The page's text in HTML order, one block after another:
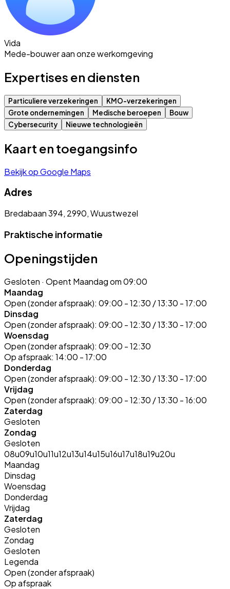
Vida
Mede-bouwer aan onze werkomgeving
Expertises en diensten
Particuliere verzekeringen
KMO-verzekeringen
Grote ondernemingen
Medische beroepen
Bouw
Cybersecurity
Nieuwe technologieën
Kaart en toegangsinfo
Bekijk op Google Maps
Adres
Bredabaan 394, 2990, Wuustwezel
Praktische informatie
Openingstijden
Gesloten · Opent Maandag om 09:00
Maandag
Open (zonder afspraak): 09:00 - 12:30 / 13:30 - 17:00
Dinsdag
Open (zonder afspraak): 09:00 - 12:30 / 13:30 - 17:00
Woensdag
Open (zonder afspraak): 09:00 - 12:30
Op afspraak: 14:00 - 17:00
Donderdag
Open (zonder afspraak): 09:00 - 12:30 / 13:30 - 17:00
Vrijdag
Open (zonder afspraak): 09:00 - 12:30 / 13:30 - 16:00
Zaterdag
Gesloten
Zondag
Gesloten
08u09u10u11u12u13u14u15u16u17u18u19u20u
Maandag
Dinsdag
Woensdag
Donderdag
Vrijdag
Zaterdag
Gesloten
Zondag
Gesloten
Legenda
Open (zonder afspraak)
Op afspraak